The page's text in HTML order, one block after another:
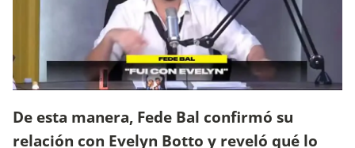
De esta manera, Fede Bal confirmó su
relación con Evelyn Botto y reveló qué lo